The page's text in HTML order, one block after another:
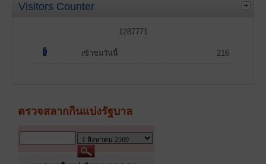
Visitors Counter
1287771
เข้าชมวันนี้ 216